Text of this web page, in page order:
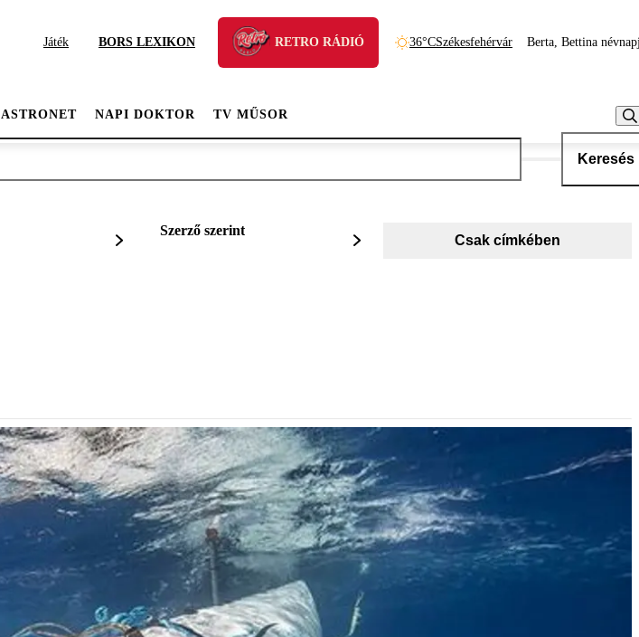
Játék BORS LEXIKON RETRO RÁDIÓ 36°CSzékesfehérvár Berta, Bettina
ASTRONET NAPI DOKTOR TV MŰSOR
Keresés
Szerző szerint
Csak címkében